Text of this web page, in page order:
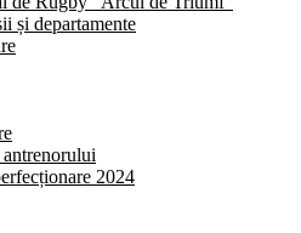
și departamente
2024